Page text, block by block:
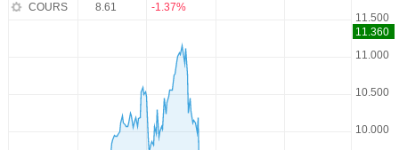
COURS 8.61 -1.37%